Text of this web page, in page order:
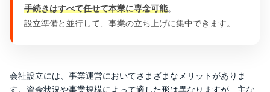
手続きはすべて任せて本業に専念可能。
設立準備と並行して、事業の立ち上げに集中できます。
会社設立には、事業運営においてさまざまなメリットがありま
す。資金状況や事業規模によって適した形は異なりますが、主な